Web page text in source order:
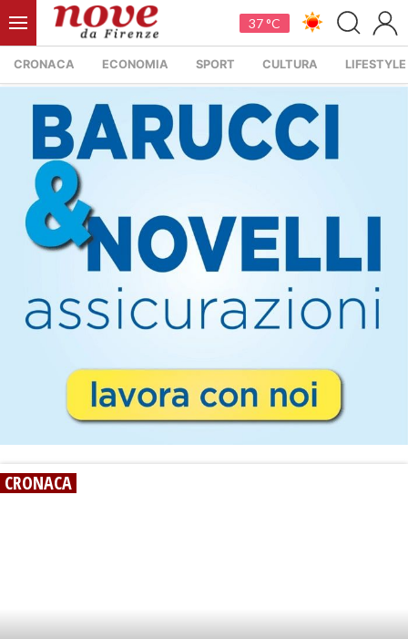
37 °C
CRONACA ECONOMIA SPORT CULTURA LIFESTYLE
CRONACA